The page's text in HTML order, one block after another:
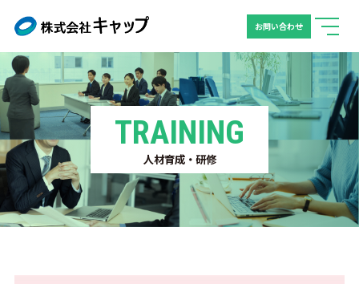
お問い合わせ
TRAINING
人材育成・研修